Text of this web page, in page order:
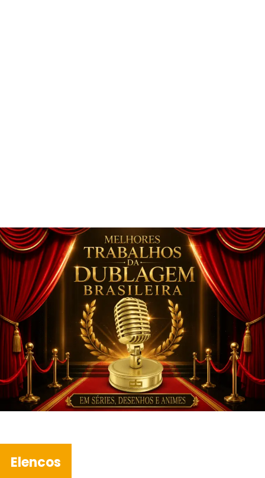
Elencos